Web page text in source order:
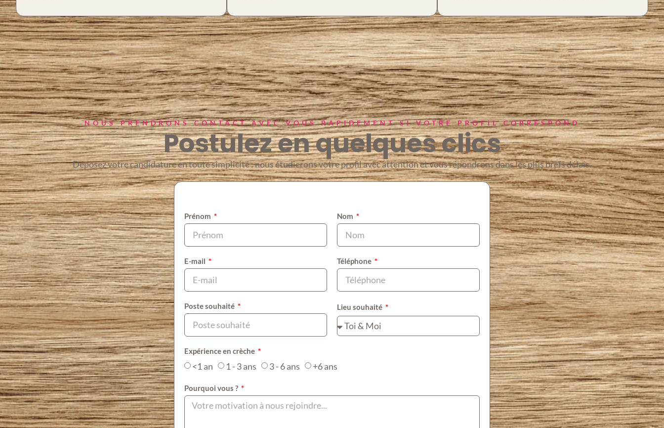
NOUS PRENDRONS CONTACT AVEC VOUS RAPIDEMENT SI VOTRE PROFIL CORRESPOND
Postulez en quelques clics
Déposez votre candidature en toute simplicité : nous étudierons votre profil avec attention et vous répondrons dans les plus brefs délais.
Prénom Nom
E-mail Téléphone
Poste souhaité Lieu souhaité
Expérience en crèche
<1 an 1 - 3 ans 3 - 6 ans +6 ans
Pourquoi vous ?